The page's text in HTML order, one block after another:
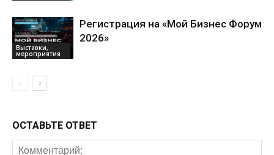
Выставки,
мероприятия
Регистрация на «Мой Бизнес Форум
2026»
ОСТАВЬТЕ ОТВЕТ